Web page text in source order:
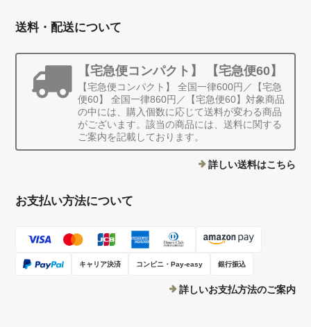
送料・配送について
【宅急便コンパクト】 【宅急便60】
【宅急便コンパクト】 全国一律600円／【宅急
便60】 全国一律860円／【宅急便60】対象商品
の中には、購入個数に応じて送料が変わる商品
がございます。該当の商品には、送料に関する
ご案内を記載しております。
詳しい送料はこちら
お支払い方法について
キャリア決済 コンビニ・Pay-easy 銀行振込
詳しいお支払方法のご案内